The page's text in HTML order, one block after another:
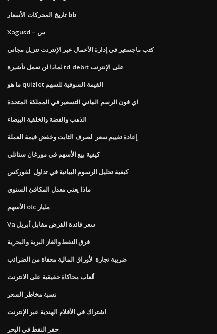
تاتا تاريخ المحركات الأسعار
Xagusd = س
كتب ماجستير في إدارة الأعمال عبر الإنترنت تنزيل مجاني
لماذا لن تعمل تأشيرة td debit على الإنترنت
ما هو quizlet القيمة السوقية للسهم
اي فون الرسم البياني التسعير في المملكة المتحدة
الذهب والفضة والخلفية البيضاء
إعادة تقييم سعر الصرف الثابت وخفض قيمة العملة
كيفية بيع الأسهم في مورغان ستانلي
كيفية تحليل الرسوم البيانية في تداول الفوركس
ماذا يعني معدل المكافئ السنوي
الأسهم otc مليار
Va سعر فائدة القرض مقابل أبريل
فرق النفط والغاز البرية والبحرية
ضريبة تجارة الأوراق المالية معفاة من الضرائب
ألعاب محاكاة حقيقية على الانترنت
نسبة مخاطر السعر
اشتراك في الأفلام الهندية عبر الإنترنت
حفر النفط في البحر